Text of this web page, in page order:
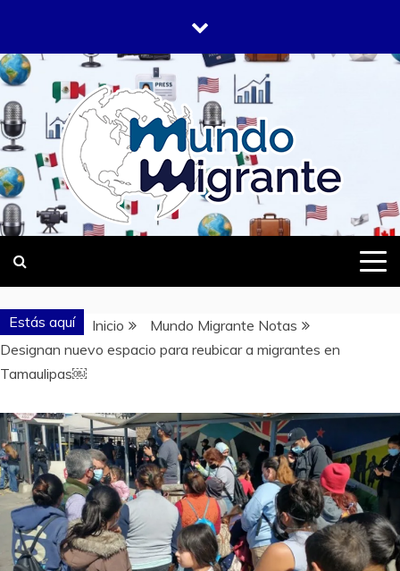
contenido
MUNDO
MIGRANTE
DONDE TODOS SOMOS MIGRANTES
Estás aquí Inicio
Mundo Migrante Notas
Designan nuevo espacio para reubicar a migrantes en
Tamaulipas￼